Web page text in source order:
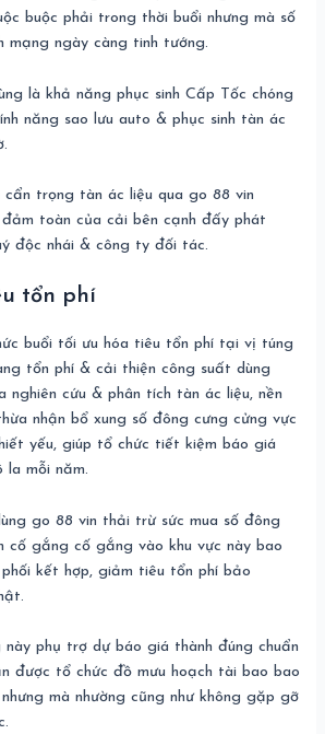
buộc phải trong thời buổi nhưng mà số
mạng ngày càng tinh tướng.
là khả năng phục sinh Cấp Tốc chóng
năng sao lưu auto & phục sinh tàn ác
cẩn trọng tàn ác liệu qua go 88 vin
toàn của cải bên cạnh đấy phát
độc nhái & công ty đối tác.
tổn phí
buổi tối ưu hóa tiêu tổn phí tại vị túng
tổn phí & cải thiện công suất dùng
nghiên cứu & phân tích tàn ác liệu, nền
nhận bổ xung số đông cưng cửng vực
yếu, giúp tổ chức tiết kiệm báo giá
la mỗi năm.
go 88 vin thải trừ sức mua số đông
cố gắng cố gắng vào khu vực này bao
kết hợp, giảm tiêu tổn phí bảo
này phụ trợ dự báo giá thành đúng chuẩn
được tổ chức đồ mưu hoạch tài bao bao
mà nhường cũng như không gặp gỡ